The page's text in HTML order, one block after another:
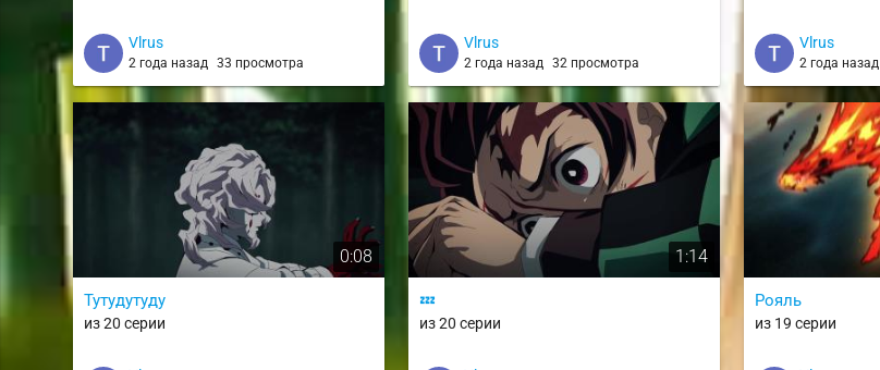
Vlrus
2 года назад 33 просмотра
Vlrus
2 года назад 32 просмотра
Vlrus
2 года назад
0:08
Тутудутуду
из 20 серии
1:14
💤
из 20 серии
Рояль
из 19 серии